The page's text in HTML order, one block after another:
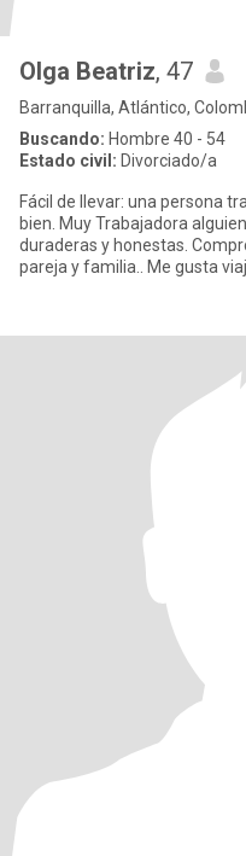
Olga Beatriz, 47
Barranquilla, Atlántico,
Buscando: Hombre 40 - 54
Estado civil: Divorciado/a
Fácil de llevar: una persona
bien. Muy Trabajadora alguien que le encanta las amistades
duraderas y honestas. Comprometidos leal a mis amigos, mi
pareja y familia.. Me gusta